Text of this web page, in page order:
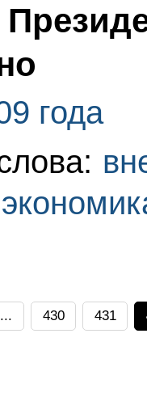
года
... 430 431